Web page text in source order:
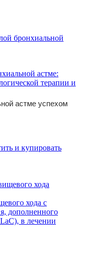
астме:
терапии и
астме успехом
хода с
дополненного
в лечении